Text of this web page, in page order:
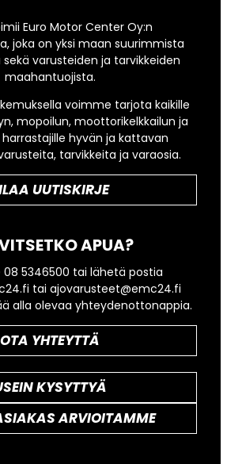
Euro Motor Center Oy:n
joka on yksi maan suurimmista
varusteiden ja tarvikkeiden
maahantuojista.
voimme tarjota kaikille
mopoilun, moottorikelkkailun ja
hyvän ja kattavan
tarvikkeita ja varaosia.
UUTISKIRJE
APUA?
08 5346500 tai lähetä postia
tai ajovarusteet@emc24.fi
alla olevaa yhteydenottonappia.
OTA YHTEYTTÄ
KYSYTTYÄ
ARVIOITAMME